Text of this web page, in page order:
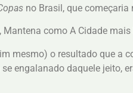
no Brasil, que
como A Cidade
mesmo) o resultado que a
engalanado daquele jeito,